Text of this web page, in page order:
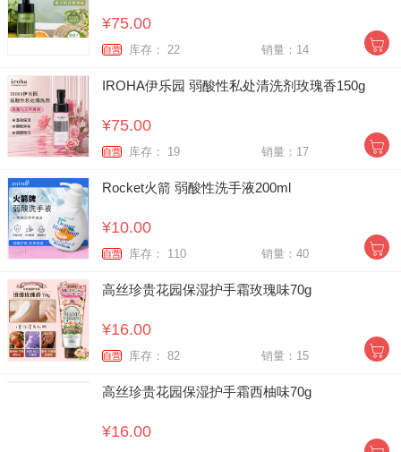
¥75.00
自营 库存： 22 销量：14
IROHA伊乐园 弱酸性私处清洗剂玫瑰香150g
¥75.00
自营 库存： 19 销量：17
Rocket火箭 弱酸性洗手液200ml
¥10.00
自营 库存： 110 销量：40
高丝珍贵花园保湿护手霜玫瑰味70g
¥16.00
自营 库存： 82 销量：15
高丝珍贵花园保湿护手霜西柚味70g
¥16.00